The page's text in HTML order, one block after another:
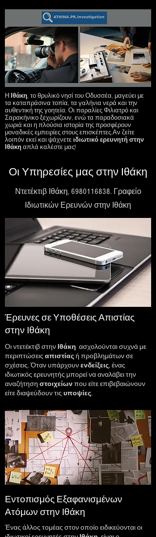
Η Ιθάκη, το θρυλικό νησί του Οδυσσέα, μαγεύει με
τα καταπράσινα τοπία, τα γαλήνια νερά και την
αυθεντική της γοητεία. Οι παραλίες Φιλιατρό και
Σαρακήνικο ξεχωρίζουν, ενώ τα παραδοσιακά
χωριά και η πλούσια ιστορία της προσφέρουν
μοναδικές εμπειρίες στους επισκέπτες.Αν ζείτε
λοιπόν εκεί και ψάχνετε ιδιωτικό ερευνητή στην
Ιθάκη απλά καλέστε μας!
Οι Υπηρεσίες μας στην Ιθάκη
Ντετέκτιβ Ιθάκη, 6980116838. Γραφείο
Ιδιωτικών Ερευνών στην Ιθάκη
Έρευνες σε Υποθέσεις Απιστίας
στην Ιθάκη
Οιντετέκτιβστην Ιθάκη ασχολούνται συχνά με
περιπτώσεις απιστίαςή προβλημάτων σε
σχέσεις. Όταν υπάρχουνενδείξεις, ένας
ιδιωτικός ερευνητής μπορεί να αναλάβει την
αναζήτηση στοιχείωνπου είτε επιβεβαιώνουν
είτε διαψεύδουν τις υποψίες.
Εντοπισμός Εξαφανισμένων
Ατόμων στην Ιθάκη
Ένας άλλος τομέας στον οποίο ειδικεύονται οι